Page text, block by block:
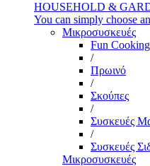
HOUSEHOLD &
You can simply choose
Μικροσυσκευές
Fun Cooking
/
Πρωινό
/
Σκούπες
/
Συσκευές
/
Συσκευές
Μικροσυσκευές